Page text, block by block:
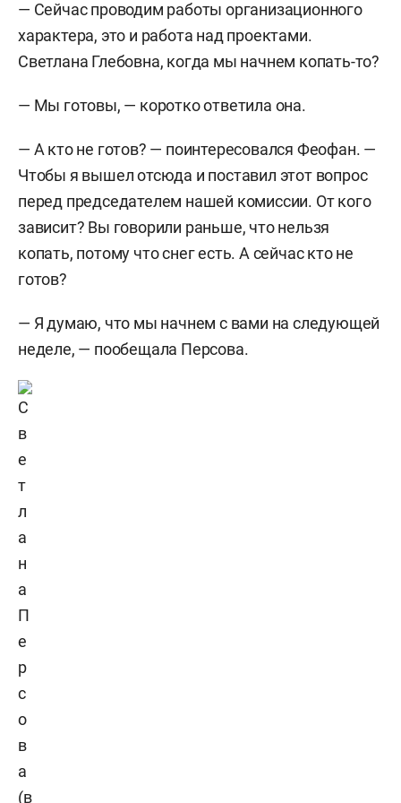
— Сейчас проводим работы организационного
характера, это и работа над проектами.
Светлана Глебовна, когда мы начнем копать-то?
— Мы готовы, — коротко ответила она.
— А кто не готов? — поинтересовался Феофан. —
Чтобы я вышел отсюда и поставил этот вопрос
перед председателем нашей комиссии. От кого
зависит? Вы говорили раньше, что нельзя
копать, потому что снег есть. А сейчас кто не
готов?
— Я думаю, что мы начнем с вами на следующей
неделе, — пообещала Персова.